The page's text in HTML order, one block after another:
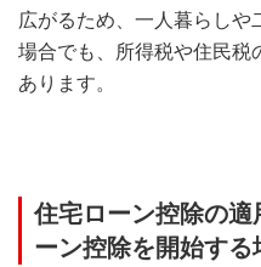
広がるため、一人暮らしや
場合でも、所得税や住民税
あります。
住宅ローン控除の適
ーン控除を開始する